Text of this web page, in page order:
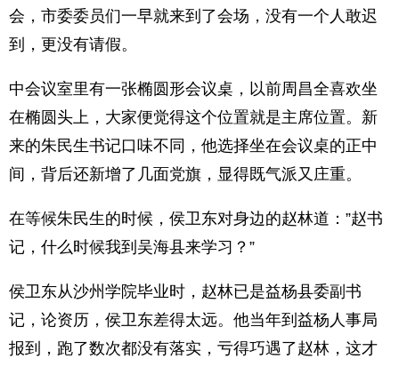
会，市委委员们一早就来到了会场，没有一个人敢迟
到，更没有请假。
中会议室里有一张椭圆形会议桌，以前周昌全喜欢坐
在椭圆头上，大家便觉得这个位置就是主席位置。新
来的朱民生书记口味不同，他选择坐在会议桌的正中
间，背后还新增了几面党旗，显得既气派又庄重。
在等候朱民生的时候，侯卫东对身边的赵林道：”赵书
记，什么时候我到吴海县来学习？”
侯卫东从沙州学院毕业时，赵林已是益杨县委副书
记，论资历，侯卫东差得太远。他当年到益杨人事局
报到，跑了数次都没有落实，亏得巧遇了赵林，这才